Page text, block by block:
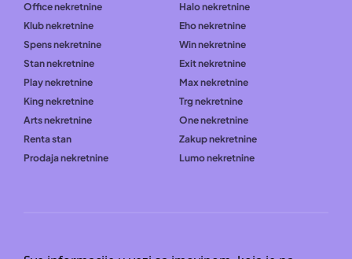
Office nekretnine
Halo nekretnine
Klub nekretnine
Eho nekretnine
Spens nekretnine
Win nekretnine
Stan nekretnine
Exit nekretnine
Play nekretnine
Max nekretnine
King nekretnine
Trg nekretnine
Arts nekretnine
One nekretnine
Renta stan
Zakup nekretnine
Prodaja nekretnine
Lumo nekretnine